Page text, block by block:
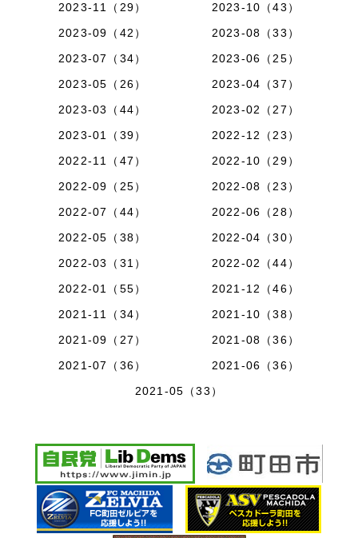
2023-11（29）
2023-10（43）
2023-09（42）
2023-08（33）
2023-07（34）
2023-06（25）
2023-05（26）
2023-04（37）
2023-03（44）
2023-02（27）
2023-01（39）
2022-12（23）
2022-11（47）
2022-10（29）
2022-09（25）
2022-08（23）
2022-07（44）
2022-06（28）
2022-05（38）
2022-04（30）
2022-03（31）
2022-02（44）
2022-01（55）
2021-12（46）
2021-11（34）
2021-10（38）
2021-09（27）
2021-08（36）
2021-07（36）
2021-06（36）
2021-05（33）